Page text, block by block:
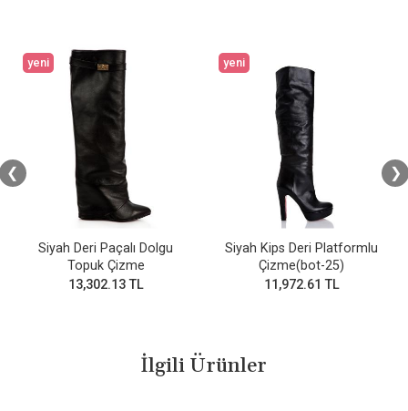
yeni
Siyah Deri Paçalı Dolgu
Topuk Çizme
13,302.13 TL
yeni
Siyah Kips Deri Platformlu
Çizme(bot-25)
11,972.61 TL
❮ ❯
İlgili Ürünler